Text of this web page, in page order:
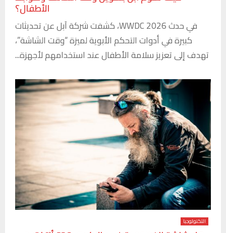
الأطفال؟
في حدث WWDC 2026، كشفت شركة آبل عن تحديثات
كبيرة في أدوات التحكم الأبوية لميزة “وقت الشاشة”،
تهدف إلى تعزيز سلامة الأطفال عند استخدامهم لأجهزة...
التكنولوجيا